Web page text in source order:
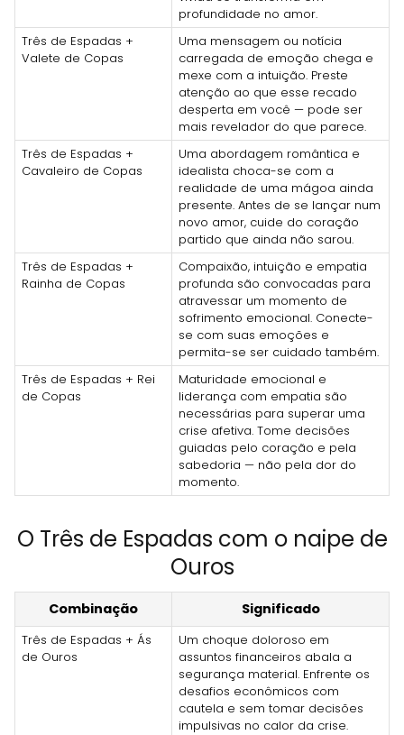
profundidade no amor.
Três de Espadas +
Valete de Copas
Uma mensagem ou notícia
carregada de emoção chega e
mexe com a intuição. Preste
atenção ao que esse recado
desperta em você — pode ser
mais revelador do que parece.
Três de Espadas +
Cavaleiro de Copas
Uma abordagem romântica e
idealista choca-se com a
realidade de uma mágoa ainda
presente. Antes de se lançar num
novo amor, cuide do coração
partido que ainda não sarou.
Três de Espadas +
Rainha de Copas
Compaixão, intuição e empatia
profunda são convocadas para
atravessar um momento de
sofrimento emocional. Conecte-
se com suas emoções e
permita-se ser cuidado também.
Três de Espadas + Rei
de Copas
Maturidade emocional e
liderança com empatia são
necessárias para superar uma
crise afetiva. Tome decisões
guiadas pelo coração e pela
sabedoria — não pela dor do
momento.
O Três de Espadas com o naipe de
Ouros
Combinação Significado
Três de Espadas + Ás
de Ouros
Um choque doloroso em
assuntos financeiros abala a
segurança material. Enfrente os
desafios econômicos com
cautela e sem tomar decisões
impulsivas no calor da crise.